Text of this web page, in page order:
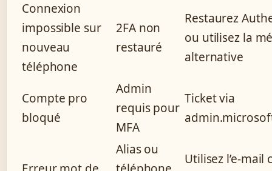
Connexion
impossible sur
nouveau
téléphone
2FA non
restauré
Restaurez
ou utilisez la
alternative
Compte pro
bloqué
Admin
requis pour
MFA
Ticket via
Alias ou
Utilisez l’e-mail